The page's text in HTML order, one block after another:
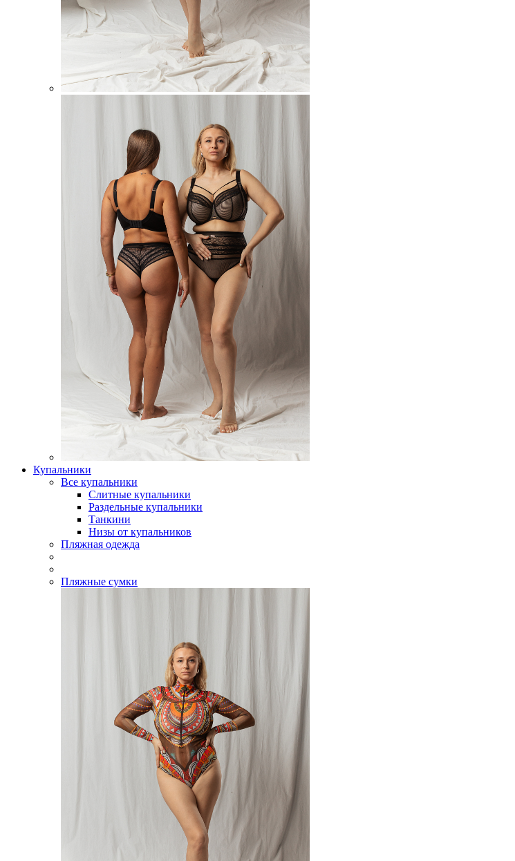
Купальники
Все купальники
Слитные купальники
Раздельные купальники
Танкини
Низы от купальников
Пляжная одежда
Пляжные сумки